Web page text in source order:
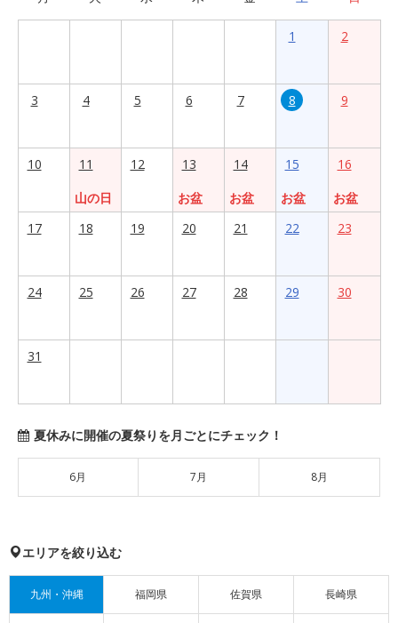
1 2
3 4 5 6 7 8 9
10
11
山の日
12
13
お盆
14
お盆
15
お盆
16
お盆
17
18 19 20 21 22 23
24 25 26 27 28 29 30
31
夏休みに開催の夏祭りを月ごとにチェック！
6月 7月 8月
エリアを絞り込む
九州・沖縄 福岡県 佐賀県 長崎県